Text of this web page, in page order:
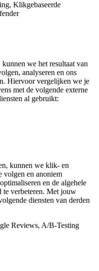
Klikgebaseerde
we het resultaat van
analyseren en ons
Hiervoor vergelijken we je
met de volgende externe
al gebruikt:
kunnen we klik- en
volgen en anoniem
en de algehele
te verbeteren. Met jouw
diensten van derden
Reviews, A/B-Testing